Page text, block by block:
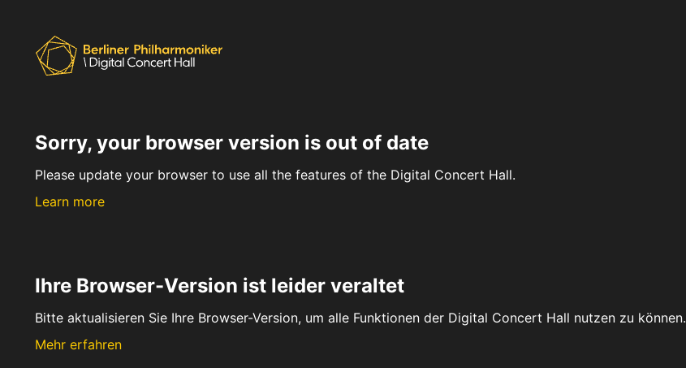
Sorry, your browser version is out of date
Please update your browser to use all the features of the Digital Concert Hall.
Learn more
Ihre Browser-Version ist leider veraltet
Bitte aktualisieren Sie Ihre Browser-Version, um alle Funktionen der Digital Concert Hall nutzen zu können.
Mehr erfahren